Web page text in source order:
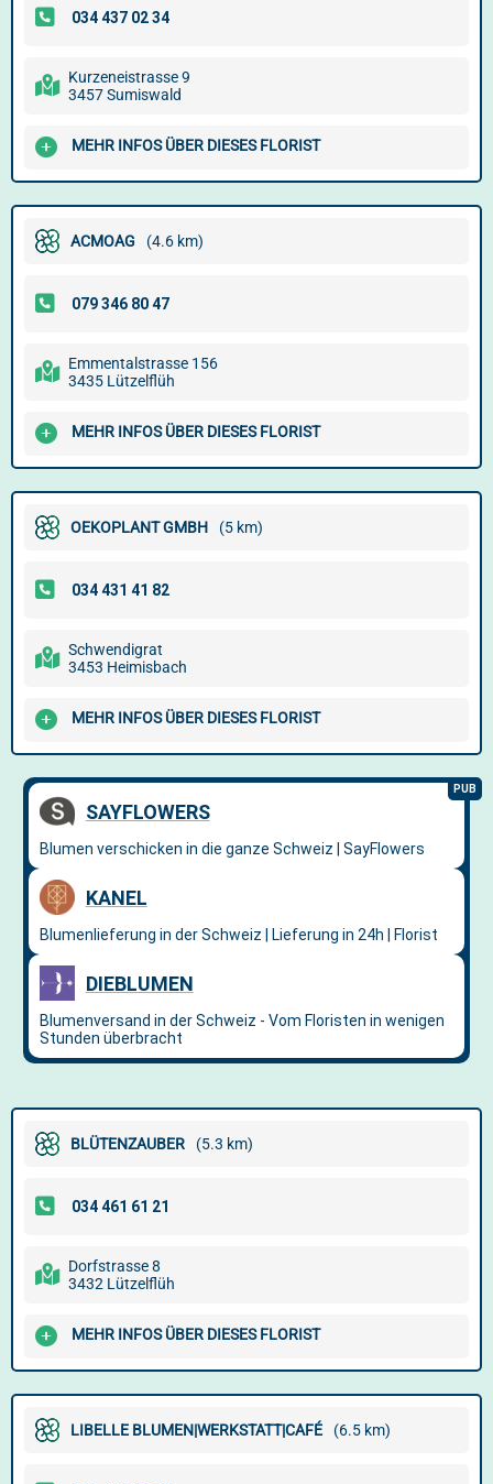
Kurzeneistrasse 9
3457 Sumiswald
MEHR INFOS ÜBER DIESES FLORIST
ACMOAG (4.6 km)
Emmentalstrasse 156
3435 Lützelflüh
MEHR INFOS ÜBER DIESES FLORIST
OEKOPLANT GMBH (5 km)
Schwendigrat
3453 Heimisbach
MEHR INFOS ÜBER DIESES FLORIST
BLÜTENZAUBER (5.3 km)
Dorfstrasse 8
3432 Lützelflüh
MEHR INFOS ÜBER DIESES FLORIST
LIBELLE BLUMEN|WERKSTATT|CAFÉ (6.5 km)